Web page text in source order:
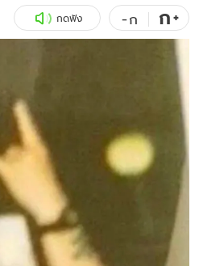
สุขภาพ
ยว-กิน
Choice
ดูทีวี
นิยาย
กดฟัง -ก ก+